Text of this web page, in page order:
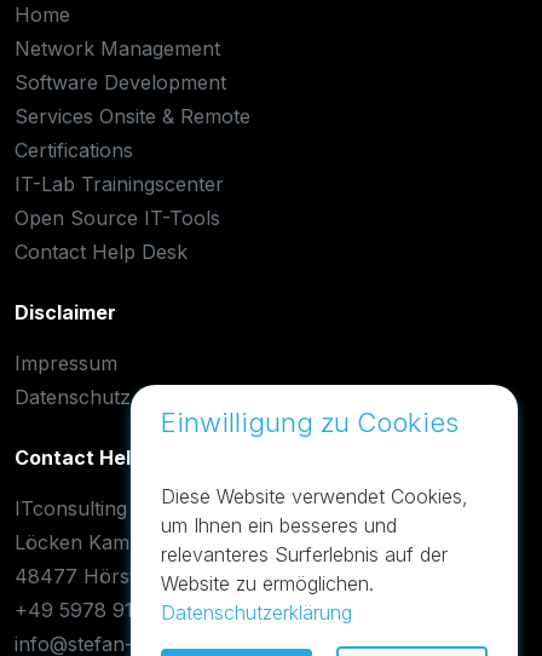
Home
Network Management
Software Development
Services Onsite & Remote
Certifications
IT-Lab Trainingscenter
Open Source IT-Tools
Contact Help Desk
Disclaimer
Impressum
Datenschutz
Contact Help Desk
ITconsulting
Löcken Kamp 42
48477 Hörstel-Dreierwalde
+49 5978 9188955
info@stefan-otto.de
Einwilligung zu Cookies
Diese Website verwendet Cookies,
um Ihnen ein besseres und
relevanteres Surferlebnis auf der
Website zu ermöglichen.
Datenschutzerklärung